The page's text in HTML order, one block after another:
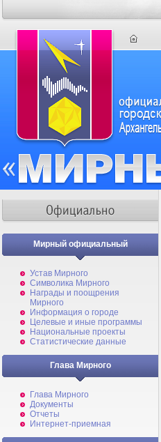
Мирный официальный
Устав Мирного
Символика Мирного
Награды и поощрения
Мирного
Информация о городе
Целевые и иные программы
Национальные проекты
Статистические данные
Глава Мирного
Глава Мирного
Документы
Отчеты
Интернет-приемная